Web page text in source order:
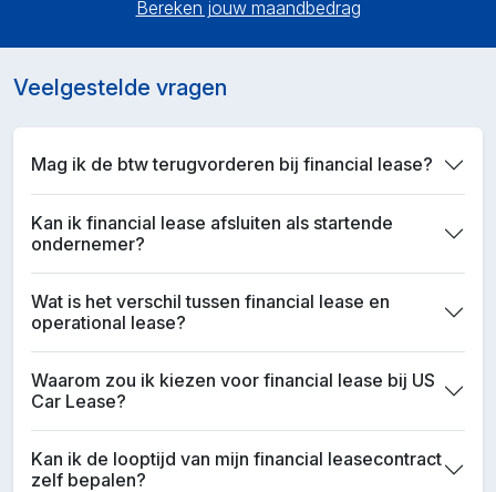
Bereken jouw maandbedrag
Veelgestelde vragen
Mag ik de btw terugvorderen bij financial lease?
Kan ik financial lease afsluiten als startende
ondernemer?
Wat is het verschil tussen financial lease en
operational lease?
Waarom zou ik kiezen voor financial lease bij US
Car Lease?
Kan ik de looptijd van mijn financial leasecontract
zelf bepalen?